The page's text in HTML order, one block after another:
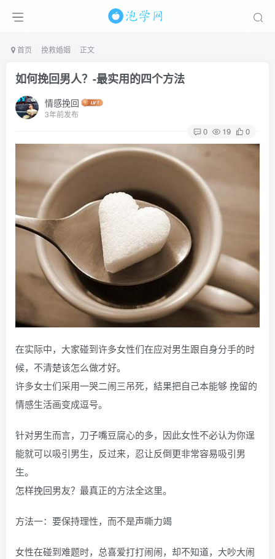
首页 挽救婚姻 正文
如何挽回男人？-最实用的四个方法
情感挽回
3年前发布
0 19 0
在实际中，大家碰到许多女性们在应对男生跟自身分手的时
候，不清楚该怎么做才好。
许多女士们采用一哭二闹三吊死，結果把自己本能够 挽留的
情感生活画变成逗号。
针对男生而言，刀子嘴豆腐心的多，因此女性不必认为你逞
能就可以吸引男生，反过来，忍让反倒更非常容易吸引男
生。
怎样挽回男友？最真正的方法全这里。
方法一：要保持理性，而不是声嘶力竭
女性在碰到难题时，总喜爱打打闹闹，却不知道，大吵大闹